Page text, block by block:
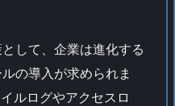
して、企業は進化する
の導入が求められま
ルログやアクセスロ